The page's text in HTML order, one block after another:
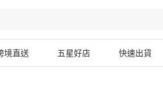
境直送 五星好店 快速出貨